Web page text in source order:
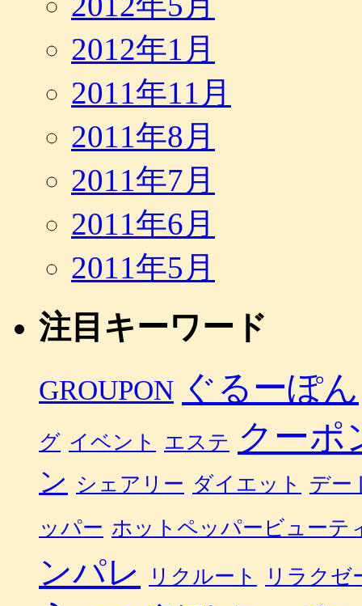
2012年1月
2011年11月
2011年8月
2011年7月
2011年6月
2011年5月
注目キーワード
GROUPON ぐるーぽん
グ イベント エステ クーポ
ン シェアリー ダイエット
デー
ッパー ホットペッパービューテ
ンパレ リクルート リラクゼ